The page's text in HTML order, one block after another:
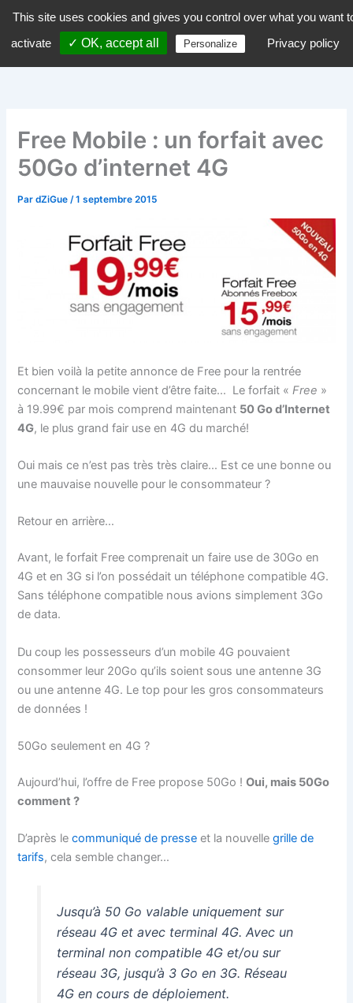
contenu
dZiGue
Free Mobile : un forfait avec
50Go d’internet 4G
PardZiGue/1 septembre 2015
Et bien voilà la petite annonce de Free pour la rentrée
concernant le mobile vient d’être faite… Le forfait «Free »
à 19.99€ par mois comprend maintenant 50 Go d’Internet
4G, le plus grand fair use en 4G du marché!
Oui mais ce n’est pas très très claire… Est ce une bonne ou
une mauvaise nouvelle pour le consommateur ?
Retour en arrière…
Avant, le forfait Free comprenait un faire use de 30Go en
4G et en 3G si l’on possédait un téléphone compatible 4G.
Sans téléphone compatible nous avions simplement 3Go
de data.
Du coup les possesseurs d’un mobile 4G pouvaient
consommer leur 20Go qu’ils soient sous une antenne 3G
ou une antenne 4G. Le top pour les gros consommateurs
de données !
50Go seulement en 4G ?
Aujourd’hui, l’offre de Free propose 50Go !Oui, mais 50Go
comment ?
D’après lecommuniqué de presse et la nouvellegrille de
tarifs, cela semble changer…
Jusqu’à 50 Go valable uniquement sur
réseau 4G et avec terminal 4G. Avec un
terminal non compatible 4G et/ou sur
réseau 3G, jusqu’à 3 Go en 3G. Réseau
4G en cours de déploiement.
This site uses cookies and gives you control over what you want
activate
✓ OK, accept all Personalize Privacy policy